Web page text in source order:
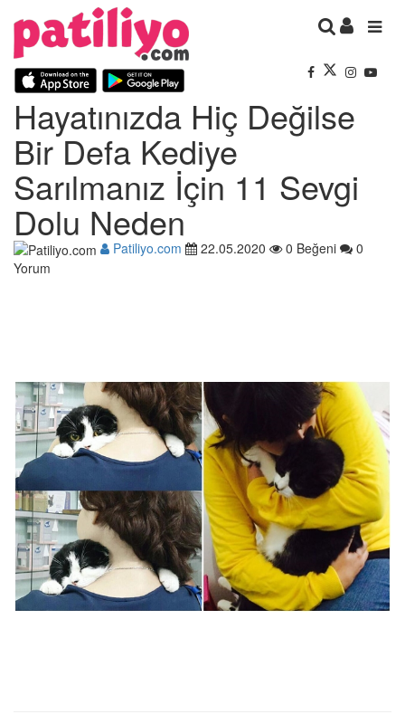
Hayatınızda Hiç Değilse
Bir Defa Kediye
Sarılmanız İçin 11 Sevgi
Dolu Neden
Patiliyo.com 22.05.2020 0 Beğeni
0
Yorum